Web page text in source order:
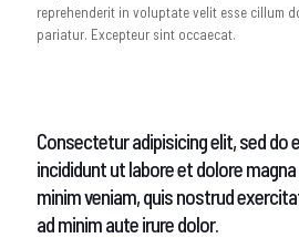
reprehenderit in voluptate velit esse cillum
pariatur. Excepteur sint occaecat.
Consectetur adipisicing elit, sed do
incididunt ut labore et dolore magna
minim veniam, quis nostrud
ad minim aute irure dolor.